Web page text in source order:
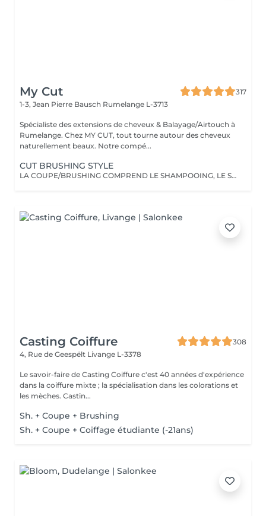
My Cut
317
1-3, Jean Pierre Bausch Rumelange L-3713
Spécialiste des extensions de cheveux & Balayage/Airtouch à
Rumelange. Chez MY CUT, tout tourne autour des cheveux
naturellement beaux. Notre compé...
CUT BRUSHING STYLE
LA COUPE/BRUSHING COMPREND LE SHAMPOOING, LE SOIN, LA COUPE, LES PRODUITS DE STYLING ET LE BRUSHING WAVY
Casting Coiffure
308
4, Rue de Geespëlt Livange L-3378
Le savoir-faire de Casting Coiffure c'est 40 années d'expérience
dans la coiffure mixte ; la spécialisation dans les colorations et
les mèches. Castin...
Sh. + Coupe + Brushing
Sh. + Coupe + Coiffage étudiante (-21ans)